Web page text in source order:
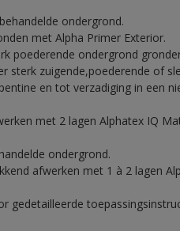
ondergrond.
met Alpha Primer Exterior.
poederende ondergrond
sterk zuigende,poederende of
en tot verzadiging in een
met 2 lagen Alphatex IQ
ondergrond.
afwerken met 1 à 2 lagen
gedetailleerde